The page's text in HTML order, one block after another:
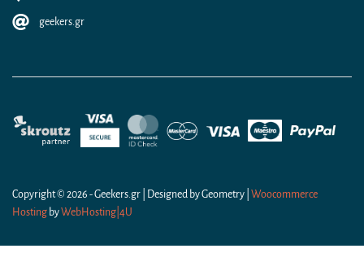
geekers.gr
Copyright © 2026 - Geekers.gr | Designed byGeometry Woocommerce
Hosting byWebHosting|4U